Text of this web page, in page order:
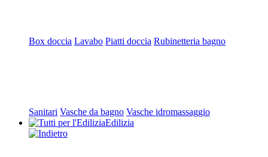
Box doccia Lavabo Piatti doccia Rubinetteria bagno
Sanitari Vasche da bagno Vasche idromassaggio
Edilizia